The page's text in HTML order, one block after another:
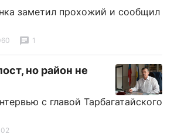
заметил прохожий и сообщил
1
но район не
с главой Тарбагатайского